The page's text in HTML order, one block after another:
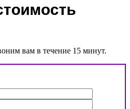
вам в течение 15 минут.